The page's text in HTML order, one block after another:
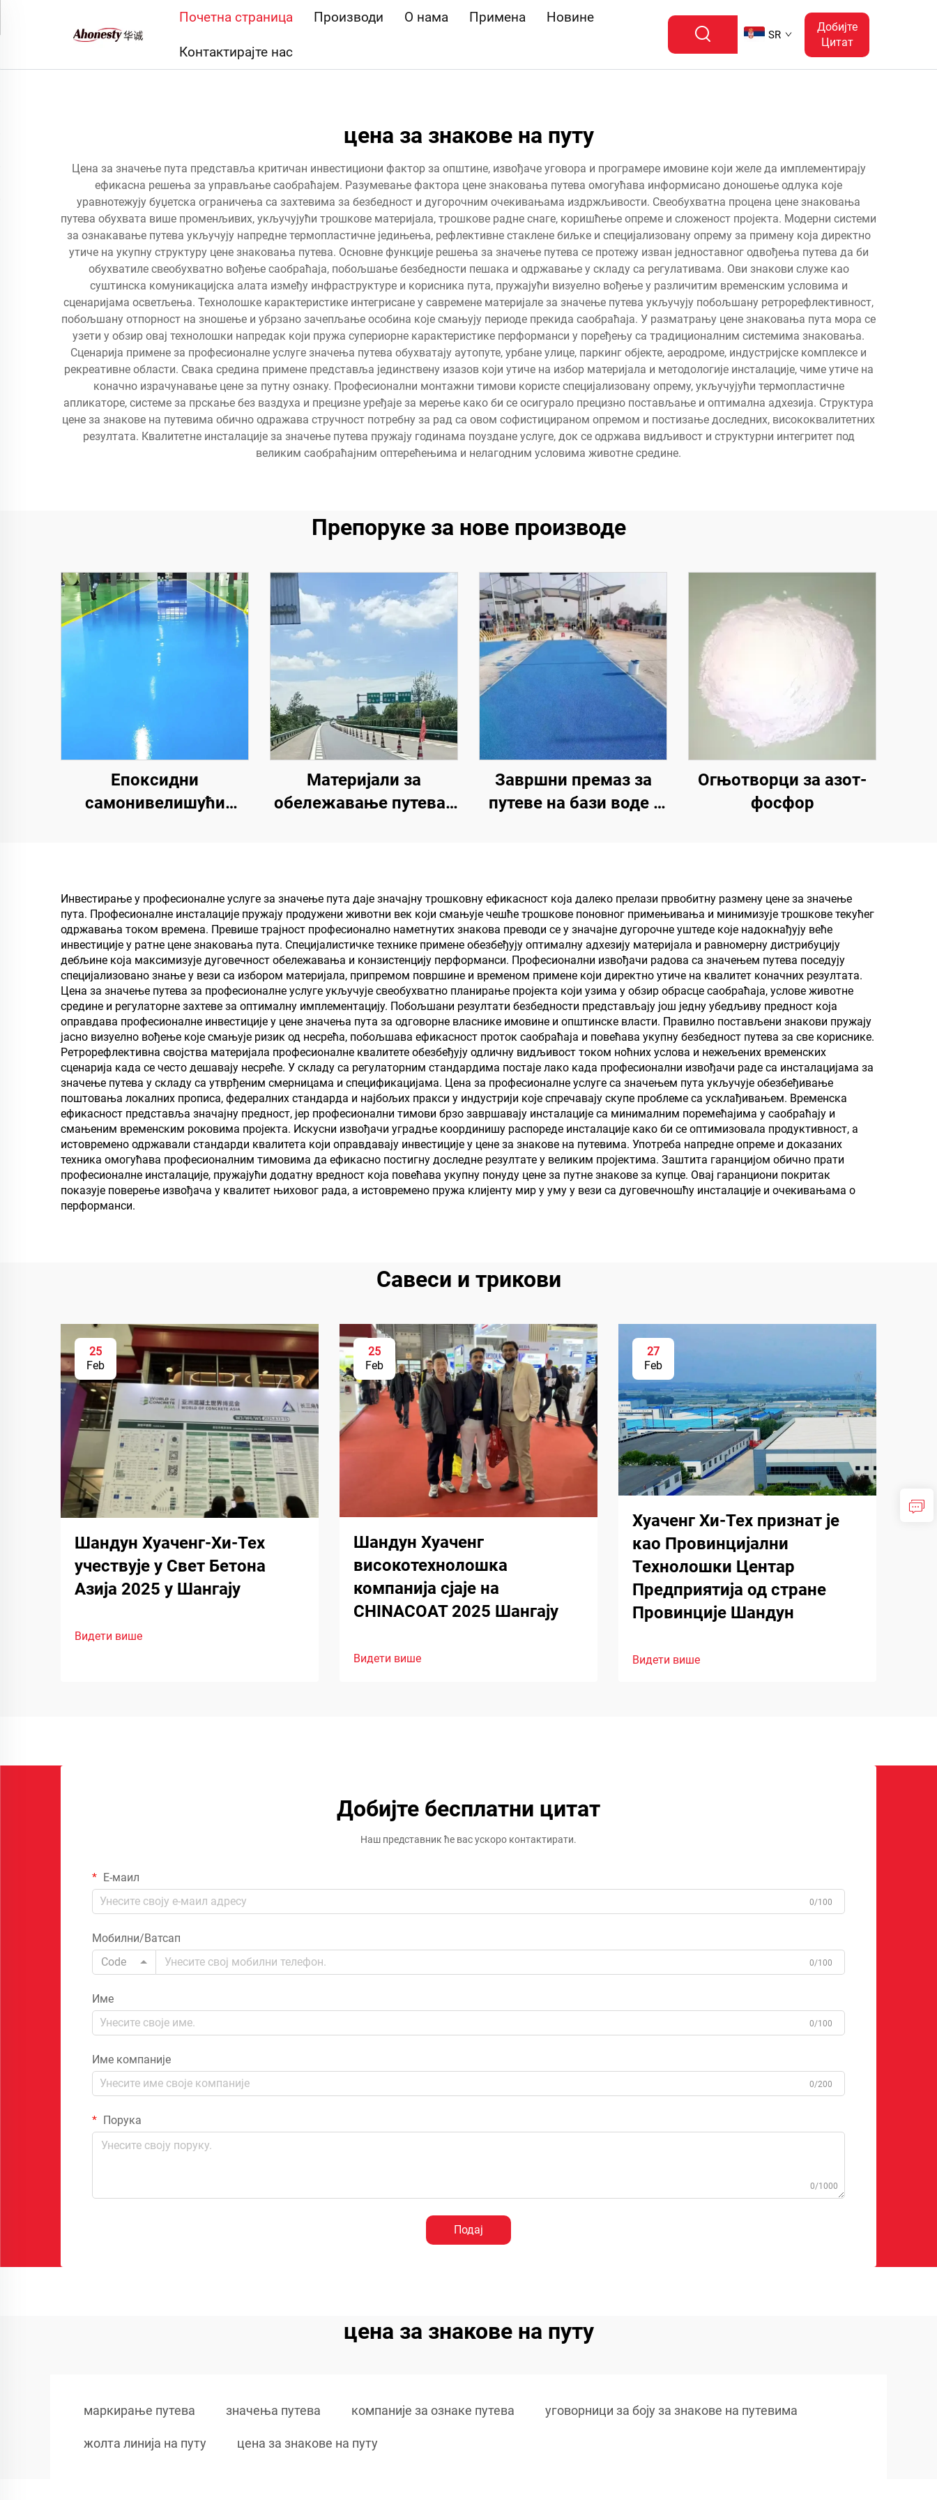
Почетна страница Производи О нама Примена Новине
Контактирајте нас
SR
Добијте
Цитат
цена за знакове на путу
Цена за значење пута представља критичан инвестициони фактор за општине, извођаче уговора и програмере имовине који желе да имплементирају
ефикасна решења за управљање саобраћајем. Разумевање фактора цене знаковања путева омогућава информисано доношење одлука које
уравнотежују буџетска ограничења са захтевима за безбедност и дугорочним очекивањама издржљивости. Свеобухватна процена цене знаковања
путева обухвата више променљивих, укључујући трошкове материјала, трошкове радне снаге, коришћење опреме и сложеност пројекта. Модерни системи
за ознакавање путева укључују напредне термопластичне једињења, рефлективне стаклене биљке и специјализовану опрему за примену која директно
утиче на укупну структуру цене знаковања путева. Основне функције решења за значење путева се протежу изван једноставног одвођења путева да би
обухватиле свеобухватно вођење саобраћаја, побољшање безбедности пешака и одржавање у складу са регулативама. Ови знакови служе као
суштинска комуникацијска алата између инфраструктуре и корисника пута, пружајући визуелно вођење у различитим временским условима и
сценаријама осветљења. Технолошке карактеристике интегрисане у савремене материјале за значење путева укључују побољшану ретрорефлективност,
побољшану отпорност на зношење и убрзано зачепљање особина које смањују периоде прекида саобраћаја. У разматрању цене знаковања пута мора се
узети у обзир овај технолошки напредак који пружа супериорне карактеристике перформанси у поређењу са традиционалним системима знаковања.
Сценарија примене за професионалне услуге значења путева обухватају аутопуте, урбане улице, паркинг објекте, аеродроме, индустријске комплексе и
рекреативне области. Свака средина примене представља јединствену изазов који утиче на избор материјала и методологије инсталације, чиме утиче на
коначно израчунавање цене за путну ознаку. Професионални монтажни тимови користе специјализовану опрему, укључујући термопластичне
апликаторе, системе за прскање без ваздуха и прецизне уређаје за мерење како би се осигурало прецизно постављање и оптимална адхезија. Структура
цене за знакове на путевима обично одражава стручност потребну за рад са овом софистицираном опремом и постизање доследних, висококвалитетних
резултата. Квалитетне инсталације за значење путева пружају годинама поуздане услуге, док се одржава видљивост и структурни интегритет под
великим саобраћајним оптерећењима и нелагодним условима животне средине.
Препоруке за нове производе
Епоксидни
самонивелишући
луксузне стамбене
пројекте
Материјали за
обележавање путева |
бетонске коловозе
Завршни премаз за
путеве на бази воде |
спољашње коловозе
Огњотворци за азот-
фосфор
Инвестирање у професионалне услуге за значење пута даје значајну трошковну ефикасност која далеко прелази првобитну размену цене за значење
пута. Професионалне инсталације пружају продужени животни век који смањује чешће трошкове поновног примењивања и минимизује трошкове текућег
одржавања током времена. Превише трајност професионално наметнутих знакова преводи се у значајне дугорочне уштеде које надокнађују веће
инвестиције у ратне цене знаковања пута. Специјалистичке технике примене обезбеђују оптималну адхезију материјала и равномерну дистрибуцију
дебљине која максимизује дуговечност обележавања и конзистенцију перформанси. Професионални извођачи радова са значењем путева поседују
специјализовано знање у вези са избором материјала, припремом површине и временом примене који директно утиче на квалитет коначних резултата.
Цена за значење путева за професионалне услуге укључује свеобухватно планирање пројекта који узима у обзир обрасце саобраћаја, услове животне
средине и регулаторне захтеве за оптималну имплементацију. Побољшани резултати безбедности представљају још једну убедљиву предност која
оправдава професионалне инвестиције у цене значења пута за одговорне власнике имовине и општинске власти. Правилно постављени знакови пружају
јасно визуелно вођење које смањује ризик од несрећа, побољшава ефикасност проток саобраћаја и повећава укупну безбедност путева за све кориснике.
Ретрорефлективна својства материјала професионалне квалитете обезбеђују одличну видљивост током ноћних услова и нежељених временских
сценарија када се често дешавају несреће. У складу са регулаторним стандардима постаје лако када професионални извођачи раде са инсталацијама за
значење путева у складу са утврђеним смерницама и спецификацијама. Цена за професионалне услуге са значењем пута укључује обезбеђивање
поштовања локалних прописа, федералних стандарда и најбољих пракси у индустрији које спречавају скупе проблеме са усклађивањем. Временска
ефикасност представља значајну предност, јер професионални тимови брзо завршавају инсталације са минималним поремећајима у саобраћају и
смањеним временским роковима пројекта. Искусни извођачи уградње координишу распореде инсталације како би се оптимизовала продуктивност, а
истовремено одржавали стандарди квалитета који оправдавају инвестиције у цене за знакове на путевима. Употреба напредне опреме и доказаних
техника омогућава професионалним тимовима да ефикасно постигну доследне резултате у великим пројектима. Заштита гаранцијом обично прати
професионалне инсталације, пружајући додатну вредност која повећава укупну понуду цене за путне знакове за купце. Овај гаранциони покритак
показује поверење извођача у квалитет њиховог рада, а истовремено пружа клијенту мир у уму у вези са дуговечношћу инсталације и очекивањама о
перформанси.
Савеси и трикови
25
Feb
Шандун Хуаченг-Хи-Тех
учествује у Свет Бетона
Азија 2025 у Шангају
Видети више
25
Feb
Шандун Хуаченг
високотехнолошка
компанија сјаје на
CHINACOAT 2025 Шангају
Видети више
27
Feb
Хуаченг Хи-Тех признат је
као Провинцијални
Технолошки Центар
Предприятија од стране
Провинције Шандун
Видети више
Добијте бесплатни цитат
Наш представник ће вас ускоро контактирати.
Е-маил
0/100
Мобилни/Ватсап
Code
0/100
Име
0/100
Име компаније
0/200
Порука
0/1000
Подај
цена за знакове на путу
маркирање путева значења путева компаније за ознаке путева уговорници за боју за знакове на путевима
жолта линија на путу цена за знакове на путу